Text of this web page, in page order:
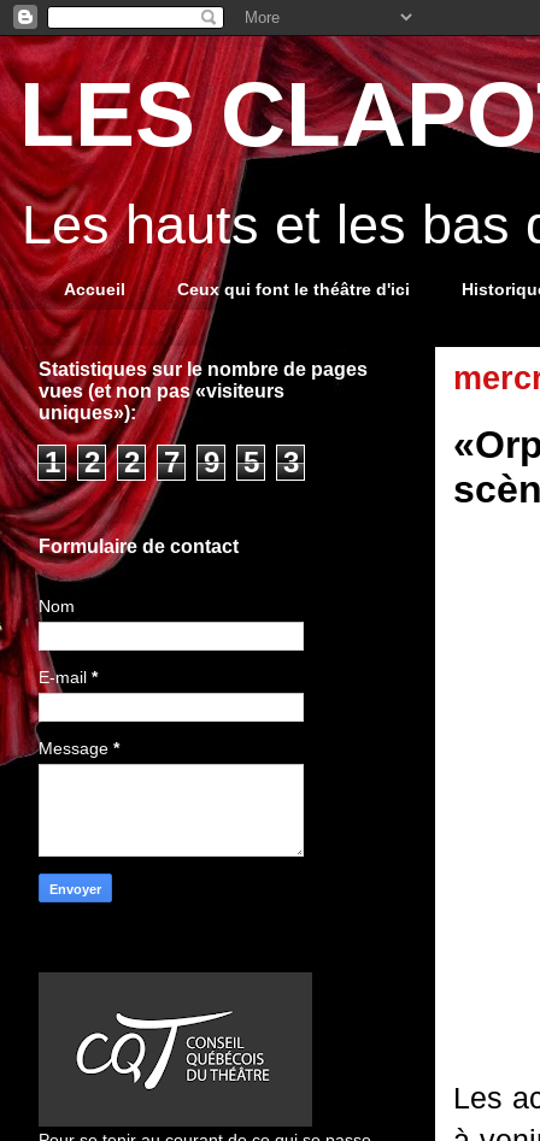
LES
Les hauts et les bas
Accueil Ceux qui font le théâtre d'ici
Les
Statistiques sur le nombre de pages
vues (et non pas «visiteurs
uniques»):
1 2 2 7 9 5 3
Formulaire de contact
Nom
E-mail *
Message *